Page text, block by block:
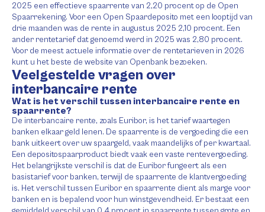
2025 een effectieve spaarrente van 2,20 procent op de Open
Spaarrekening. Voor een Open Spaardeposito met een looptijd van
drie maanden was de rente in augustus 2025 2,10 procent. Een
ander rentetarief dat genoemd werd in 2025 was 2,80 procent.
Voor de meest actuele informatie over de rentetarieven in 2026
kunt u het beste de website van Openbank bezoeken.
Veelgestelde vragen over
interbancaire rente
Wat is het verschil tussen interbancaire rente en
spaarrente?
De interbancaire rente, zoals Euribor, is het tarief waartegen
banken elkaar geld lenen. De spaarrente is de vergoeding die een
bank uitkeert over uw spaargeld, vaak maandelijks of per kwartaal.
Een depositospaarproduct biedt vaak een vaste rentevergoeding.
Het belangrijkste verschil is dat de Euribor fungeert als een
basistarief voor banken, terwijl de spaarrente de klantvergoeding
is. Het verschil tussen Euribor en spaarrente dient als marge voor
banken en is bepalend voor hun winstgevendheid. Er bestaat een